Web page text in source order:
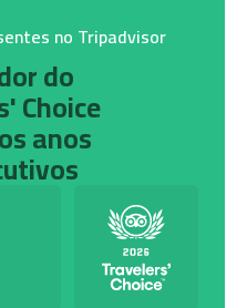
no Tripadvisor
do
Choice
anos